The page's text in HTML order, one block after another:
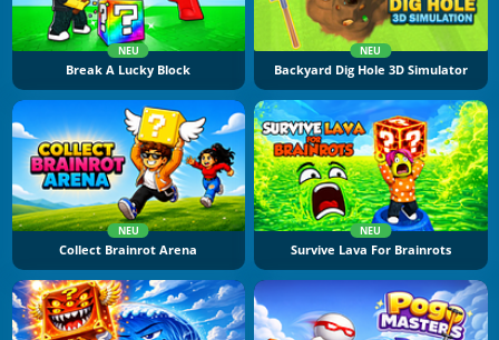
NEU
Break A Lucky Block
NEU
Backyard Dig Hole 3D Simulator
NEU
Collect Brainrot Arena
NEU
Survive Lava For Brainrots